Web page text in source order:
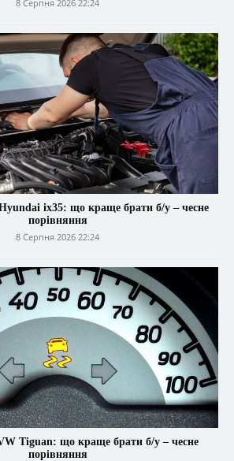
8 Серпня 2026 22:24
ix35: що краще брати б/у – чесне
порівняння
8 Серпня 2026 22:24
Tiguan: що краще брати б/у – чесне
порівняння